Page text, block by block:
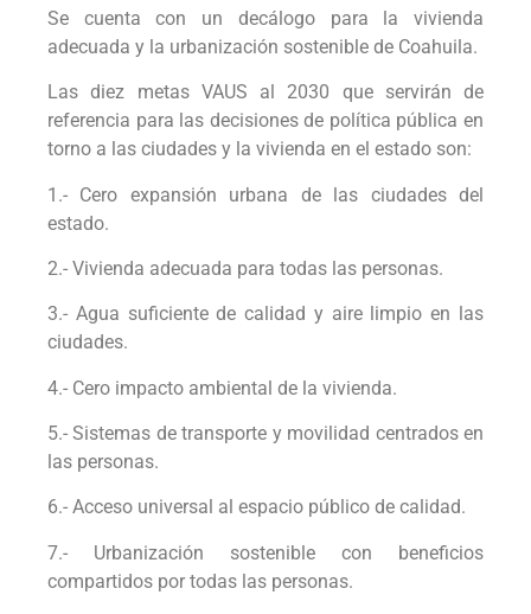
Se cuenta con un decálogo para la vivienda
adecuada y la urbanización sostenible de Coahuila.
Las diez metas VAUS al 2030 que servirán de
referencia para las decisiones de política pública en
torno a las ciudades y la vivienda en el estado son:
1.- Cero expansión urbana de las ciudades del
estado.
2.- Vivienda adecuada para todas las personas.
3.- Agua suficiente de calidad y aire limpio en las
ciudades.
4.- Cero impacto ambiental de la vivienda.
5.- Sistemas de transporte y movilidad centrados en
las personas.
6.- Acceso universal al espacio público de calidad.
7.- Urbanización sostenible con beneficios
compartidos por todas las personas.